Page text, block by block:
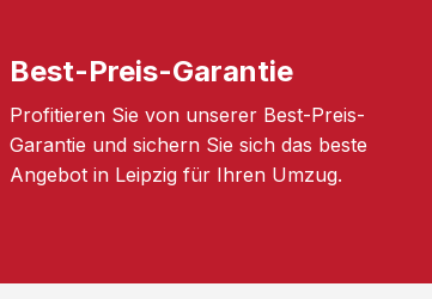
Best-Preis-Garantie
Profitieren Sie von unserer Best-Preis-
Garantie und sichern Sie sich das beste
Angebot in Leipzig für Ihren Umzug.